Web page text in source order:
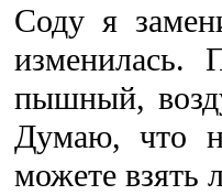
Соду я
изменилась.
пышный,
Думаю, что
можете взять